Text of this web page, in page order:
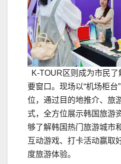
K-TOUR区则成为市民
要窗口。现场以“机场柜台
位，通过目的地推介、旅
式，全方位展示韩国旅游
够了解韩国热门旅游城市
互动游戏、打卡活动赢取
度旅游体验。